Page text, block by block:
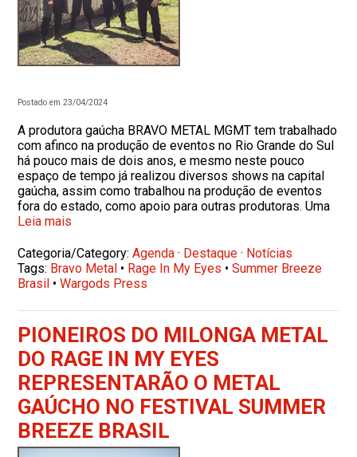
Postado em 23/04/2024
A produtora gaúcha BRAVO METAL MGMT tem trabalhado
com afinco na produção de eventos no Rio Grande do Sul
há pouco mais de dois anos, e mesmo neste pouco
espaço de tempo já realizou diversos shows na capital
gaúcha, assim como trabalhou na produção de eventos
fora do estado, como apoio para outras produtoras. Uma
Leia mais
Categoria/Category:Agenda · Destaque · Notícias
Tags: Bravo Metal • Rage In My Eyes •Summer Breeze
Brasil •Wargods Press
PIONEIROS DO MILONGA METAL
DO RAGE IN MY EYES
REPRESENTARÃO O METAL
GAÚCHO NO FESTIVAL SUMMER
BREEZE BRASIL